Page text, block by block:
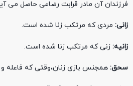
فرزندان آن مادر قرابت رضاعی حاصل می
زانی: مردی که مرتکب زنا شده است.
زانیه: زنی که مرتکب زنا شده است.
سحق: همجنس بازی زنان،وقتی که فاعله